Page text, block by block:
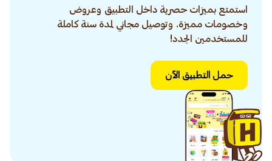
استمتع بميزات حصرية داخل التطبيق وعروض
وخصومات مميزة. وتوصيل مجاني لمدة سنة كاملة
للمستخدمين الجدد!
حمل التطبيق الآن